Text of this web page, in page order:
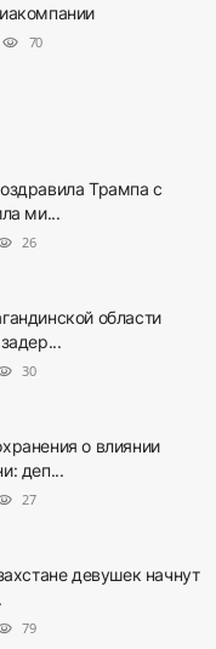
visibility 70
Трампа с
ми...
26
области
30
о влиянии
деп...
27
девушек начнут
79